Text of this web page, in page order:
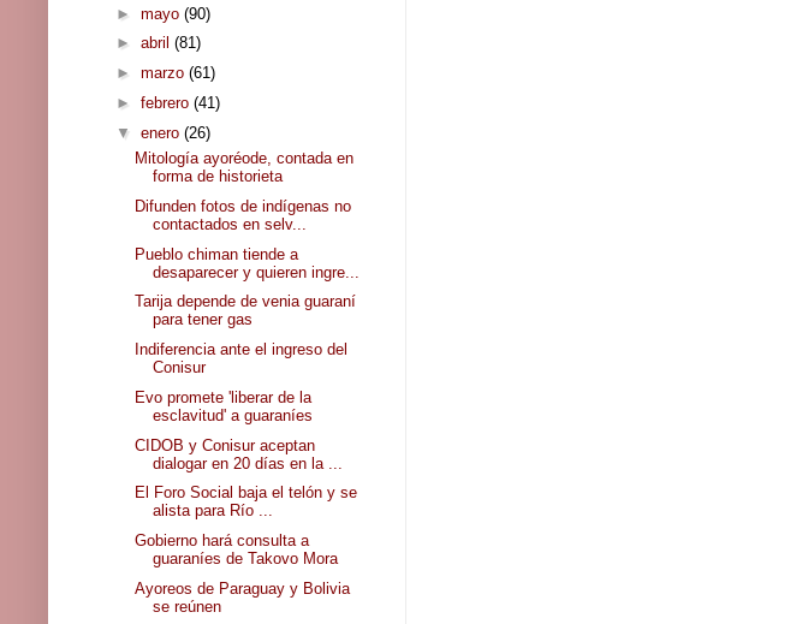
► mayo (90)
► abril (81)
► marzo (61)
► febrero (41)
▼ enero (26)
Mitología ayoréode, contada en
forma de historieta
Difunden fotos de indígenas no
contactados en selv...
Pueblo chiman tiende a
desaparecer y quieren ingre...
Tarija depende de venia guaraní
para tener gas
Indiferencia ante el ingreso del
Conisur
Evo promete 'liberar de la
esclavitud' a guaraníes
CIDOB y Conisur aceptan
dialogar en 20 días en la ...
El Foro Social baja el telón y se
alista para Río ...
Gobierno hará consulta a
guaraníes de Takovo Mora
Ayoreos de Paraguay y Bolivia
se reúnen